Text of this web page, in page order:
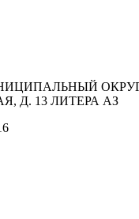
Д. 13 ЛИТЕРА АЗ